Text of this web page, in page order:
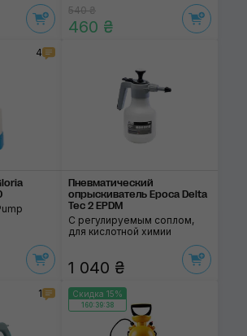
540 ₴
460 ₴
4
Пневматический
опрыскиватель Epoca Delta
Tec 2 EPDM
C регулируемым соплом,
для кислотной химии
1 040 ₴
1 Скидка 15%
160:39:38